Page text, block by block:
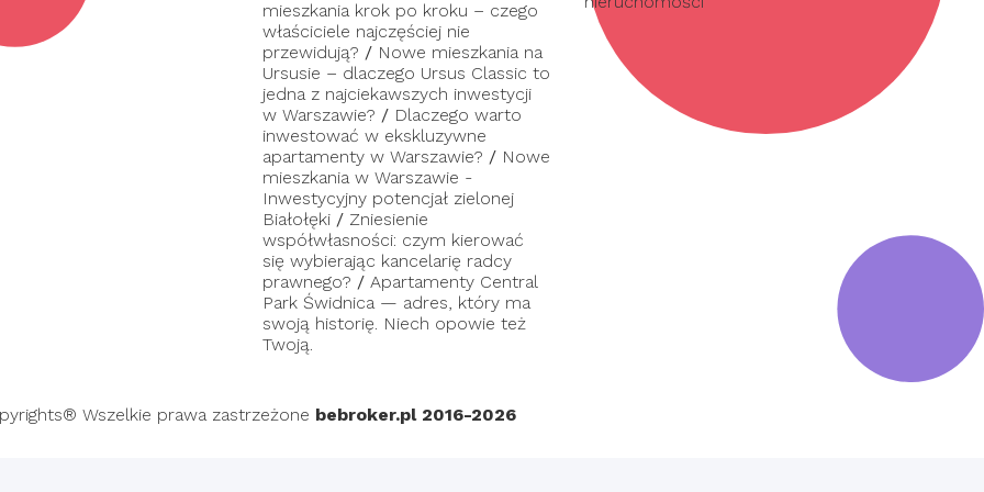
mieszkania krok po kroku – czego
właściciele najczęściej nie
przewidują? / Nowe mieszkania na
Ursusie – dlaczego Ursus Classic to
jedna z najciekawszych inwestycji
w Warszawie? / Dlaczego warto
inwestować w ekskluzywne
apartamenty w Warszawie? / Nowe
mieszkania w Warszawie -
Inwestycyjny potencjał zielonej
Białołęki / Zniesienie
współwłasności: czym kierować
się wybierając kancelarię radcy
prawnego? / Apartamenty Central
Park Świdnica — adres, który ma
swoją historię. Niech opowie też
Twoją.
Wszelkie prawa zastrzeżone bebroker.pl 2016-2026